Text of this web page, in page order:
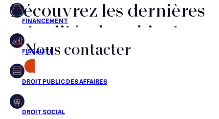
FR EN
Fusions-acquisitions et opérations stratégiques
Financement
Fiscalité
Droit public des affaires
Droit social
Découvrez les dernières
actualités du cabinet,
nos récompenses et nos
transactions, jour après
jour
Nous contacter